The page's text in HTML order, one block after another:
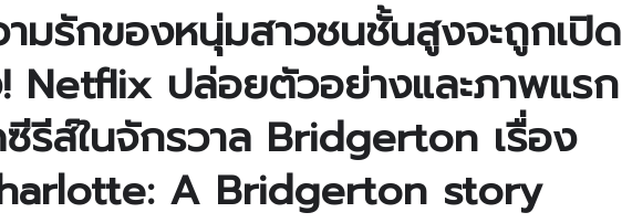
ามรักของหนุ่มสาวชนชั้นสูงจะถูกเปิด
Netflix ปล่อยตัวอย่างและภาพแรก
รีส์ในจักรวาล Bridgerton เรื่อง
A Bridgerton story